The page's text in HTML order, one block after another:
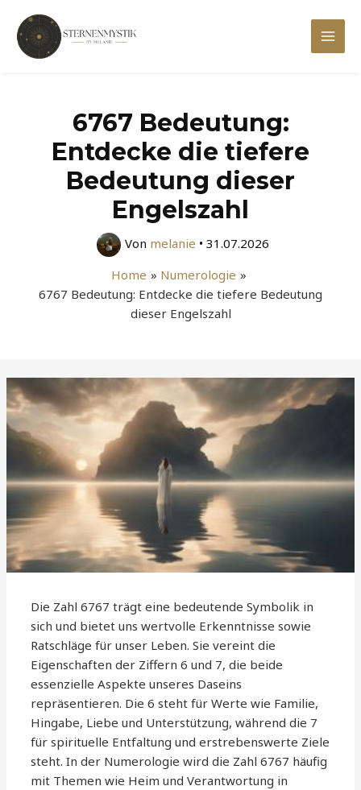
Inhalt
springen
Main
6767 Bedeutung:
Entdecke die tiefere
Bedeutung dieser
Engelszahl
Von melanie • 31.07.2026
Home
Numerologie
6767 Bedeutung: Entdecke die tiefere Bedeutung
dieser Engelszahl
Die Zahl 6767 trägt eine bedeutende Symbolik in
sich und bietet uns wertvolle Erkenntnisse sowie
Ratschläge für unser Leben. Sie vereint die
Eigenschaften der Ziffern 6 und 7, die beide
essenzielle Aspekte unseres Daseins
repräsentieren. Die 6 steht für Werte wie Familie,
Hingabe, Liebe und Unterstützung, während die 7
für spirituelle Entfaltung und erstrebenswerte Ziele
steht. In der Numerologie wird die Zahl 6767 häufig
mit Themen wie Heim und Verantwortung in